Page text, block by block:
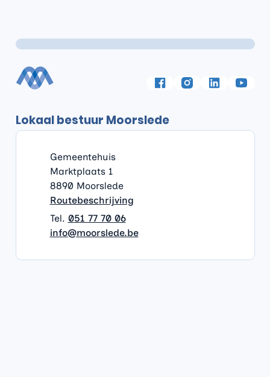
FacebookInstagram
LinkedIn
Lokaal bestuur Moorslede
Contact & openingsuren
AdresGemeentehuis
Marktplaats 1
,8890 Moorslede
Routebeschrijving
051 77 70 06
E-mailinfo@moorslede.be